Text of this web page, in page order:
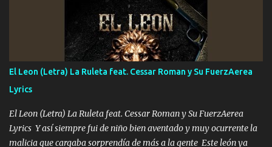
que estar alegres doy las instrucciones para atender los deberes
Música Si es que salta algún problema de confianza tengo gente
ahí está el Hombre Cuarenta y también Pariente 7 arreglan
cualquier problema no más es cuestión que ordené NOS HACE
FALTA UN HERMANO DE CLAVE ERA EL 24 SIEMPRE FUE UN
HOMBRE VALIENTE POR ALGO M'URIÓ PELEAND0 SIEMPRE
VIO POR LA FAMILIA PARA QUE SIGA EL LEGADO Es el DOS de
los HERMANOS un cerebro inteligente y com...
El Leon (Letra) La Ruleta feat. Cessar Roman y Su FuerzAerea
Lyrics
El Leon (Letra) La Ruleta feat. Cessar Roman y Su FuerzAerea
Lyrics Y así siempre fui de niño bien aventado y muy ocurrente la
malicia que cargaba sorprendía de más a la gente Este león ya